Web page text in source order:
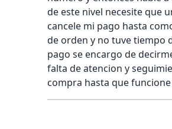
de este nivel necesite que
cancele mi pago hasta
de orden y no tuve tiempo
pago se encargo de
falta de atencion y
compra hasta que